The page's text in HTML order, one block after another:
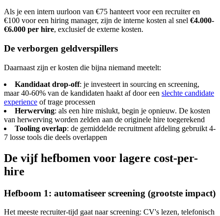
Als je een intern uurloon van €75 hanteert voor een recruiter en
€100 voor een hiring manager, zijn de interne kosten al snel €4.000-
€6.000 per hire, exclusief de externe kosten.
De verborgen geldverspillers
Daarnaast zijn er kosten die bijna niemand meetelt:
Kandidaat drop-off: je investeert in sourcing en screening,
maar 40-60% van de kandidaten haakt af door een slechte candidate
experience of trage processen
Herwerving: als een hire mislukt, begin je opnieuw. De kosten
van herwerving worden zelden aan de originele hire toegerekend
Tooling overlap: de gemiddelde recruitment afdeling gebruikt 4-
7 losse tools die deels overlappen
De vijf hefbomen voor lagere cost-per-
hire
Hefboom 1: automatiseer screening (grootste impact)
Het meeste recruiter-tijd gaat naar screening: CV's lezen, telefonisch